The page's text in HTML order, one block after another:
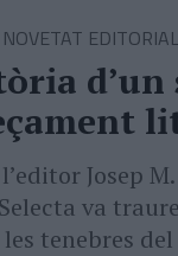
NOVETAT EDITORIAL
d’un
Josep
va
tenebres